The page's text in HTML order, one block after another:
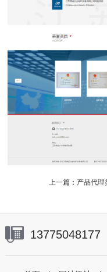
上一篇： 产品代理
13775048177